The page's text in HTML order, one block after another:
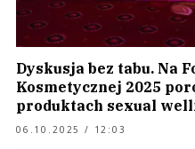
Dyskusja bez tabu. Na
Kosmetycznej 2025
produktach sexual
06.10.2025 / 12:03